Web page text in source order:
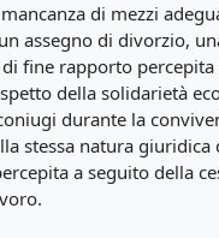
di mezzi
assegno di divorzio,
fine rapporto
della solidarietà
durante la
stessa natura
a seguito della